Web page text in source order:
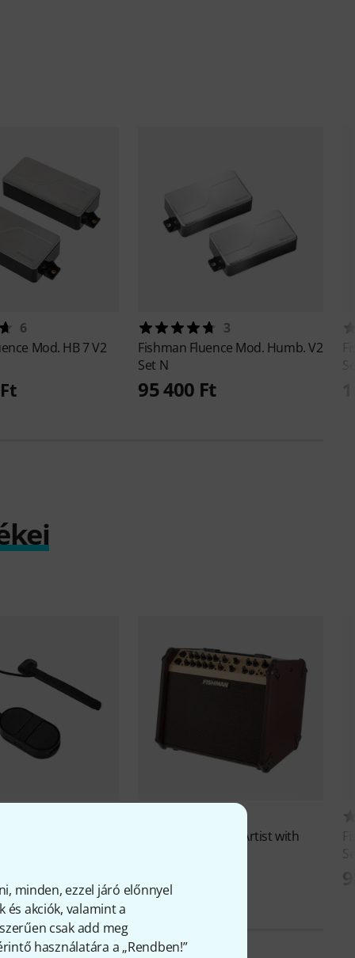
minden, ezzel járó előnnyel
és akciók, valamint a
csak add meg
használatára a „Rendben!”
6
Mod. HB 7 V2
3
Fishman Fluence Mod. Humb. V2
Set N
95 400 Ft
Loudbox Artist with
248 400 Ft